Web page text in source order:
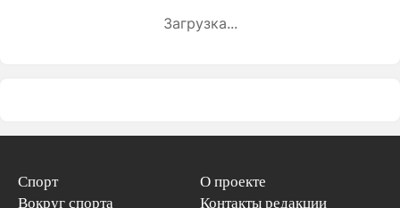
Загрузка...
Спорт
Вокруг спорта
О проекте
Контакты редакции